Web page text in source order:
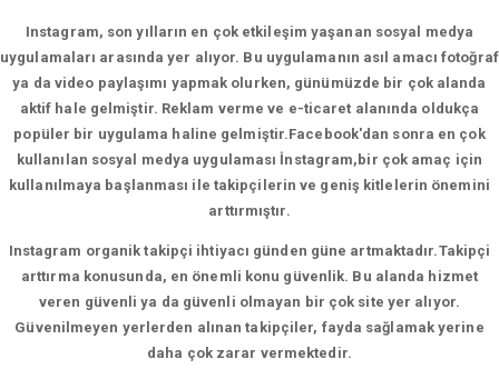
Instagram, son yılların en çok etkileşim yaşanan sosyal medya
uygulamaları arasında yer alıyor. Bu uygulamanın asıl amacı fotoğraf
ya da video paylaşımı yapmak olurken, günümüzde bir çok alanda
aktif hale gelmiştir. Reklam verme ve e-ticaret alanında oldukça
popüler bir uygulama haline gelmiştir.Facebook'dan sonra en çok
kullanılan sosyal medya uygulaması İnstagram,bir çok amaç için
kullanılmaya başlanması ile takipçilerin ve geniş kitlelerin önemini
arttırmıştır.
Instagram organik takipçi ihtiyacı günden güne artmaktadır.Takipçi
arttırma konusunda, en önemli konu güvenlik. Bu alanda hizmet
veren güvenli ya da güvenli olmayan bir çok site yer alıyor.
Güvenilmeyen yerlerden alınan takipçiler, fayda sağlamak yerine
daha çok zarar vermektedir.